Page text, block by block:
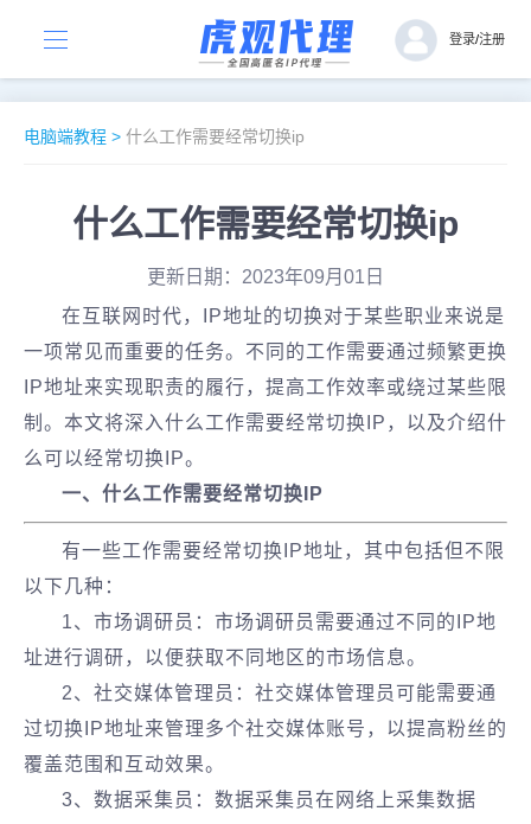
登录/注册
电脑端教程 > 什么工作需要经常切换ip
什么工作需要经常切换ip
更新日期：2023年09月01日
在互联网时代，IP地址的切换对于某些职业来说是
一项常见而重要的任务。不同的工作需要通过频繁更换
IP地址来实现职责的履行，提高工作效率或绕过某些限
制。本文将深入什么工作需要经常切换IP，以及介绍什
么可以经常切换IP。
一、什么工作需要经常切换IP
有一些工作需要经常切换IP地址，其中包括但不限
以下几种：
1、市场调研员：市场调研员需要通过不同的IP地
址进行调研，以便获取不同地区的市场信息。
2、社交媒体管理员：社交媒体管理员可能需要通
过切换IP地址来管理多个社交媒体账号，以提高粉丝的
覆盖范围和互动效果。
3、数据采集员：数据采集员在网络上采集数据